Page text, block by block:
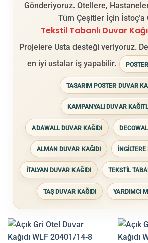
Gönderiyoruz. Otellere,
Tüm Çeşitler İçin İstoç’a
Tekstil Tabanlı Duvar
Projelere Usta desteği veriyoruz.
en iyi ustalar iş yapabilir.
TASARIM POSTER DUVAR
KAMPANYALI DUVAR
ADAWALL DUVAR KAĞIDI
ALMAN DUVAR KAĞIDI
İTALYAN DUVAR KAĞIDI TEKSTİL
TAŞ DUVAR KAĞIDI YARDIMCI